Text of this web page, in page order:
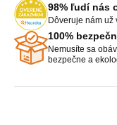
98% ľudí nás
Dôveruje nám už
100%
Nemusíte sa
bezpečne a